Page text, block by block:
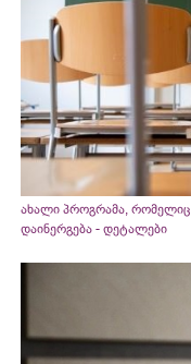
ახალი პროგრამა,
დაინერგება - დეტალები